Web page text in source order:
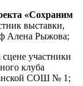
«Сохраним
выставки,
Алена Рыжова;
сцене участники
клуба
СОШ № 1;